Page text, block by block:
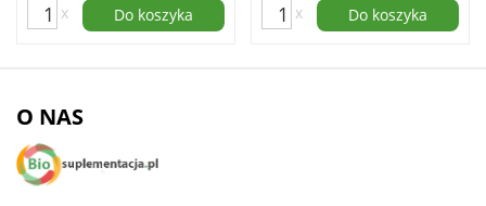
x Do koszyka x Do koszyka
O NAS